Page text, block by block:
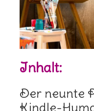
Inhalt:
Der neunte
Kindle-